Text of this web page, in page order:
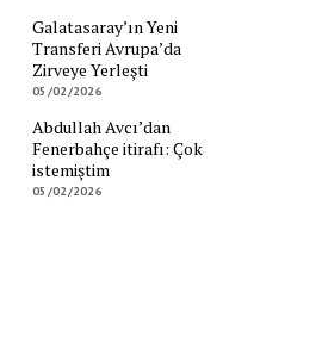
Galatasaray’ın Yeni
Transferi Avrupa’da
Zirveye Yerleşti
05/02/2026
Abdullah Avcı’dan
Fenerbahçe itirafı: Çok
istemiştim
05/02/2026